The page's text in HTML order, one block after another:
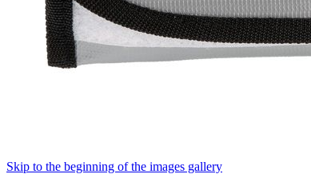
Skip to the beginning of the images gallery